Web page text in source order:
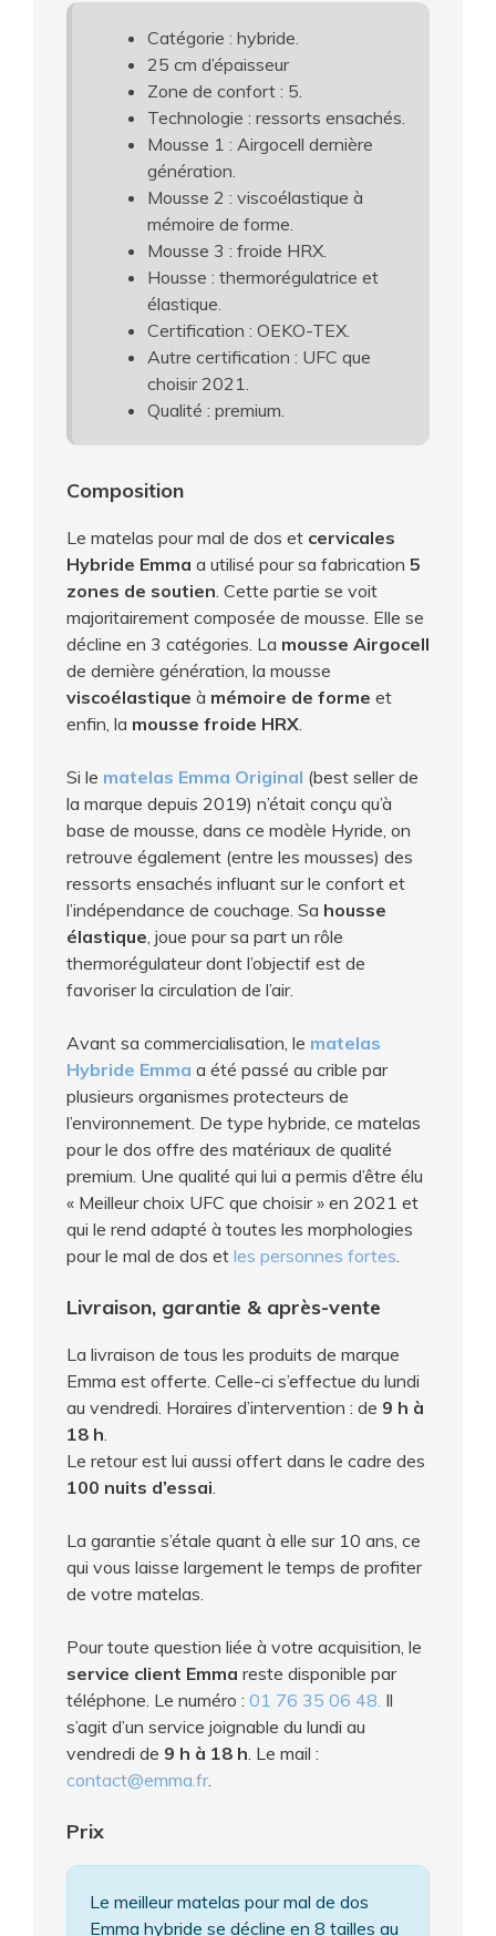
Catégorie : hybride.
25 cm d’épaisseur
Zone de confort : 5.
Technologie : ressorts ensachés.
Mousse 1 : Airgocell dernière
génération.
Mousse 2 : viscoélastique à
mémoire de forme.
Mousse 3 : froide HRX.
Housse : thermorégulatrice et
élastique.
Certification : OEKO-TEX.
Autre certification : UFC que
choisir 2021.
Qualité : premium.
Composition
Le matelas pour mal de dos et cervicales
Hybride Emma a utilisé pour sa fabrication 5
zones de soutien. Cette partie se voit
majoritairement composée de mousse. Elle se
décline en 3 catégories. La mousse Airgocell
de dernière génération, la mousse
viscoélastique à mémoire de forme et
enfin, la mousse froide HRX.
Si le matelas Emma Original (best seller de
la marque depuis 2019) n’était conçu qu’à
base de mousse, dans ce modèle Hyride, on
retrouve également (entre les mousses) des
ressorts ensachés influant sur le confort et
l’indépendance de couchage. Sa housse
élastique, joue pour sa part un rôle
thermorégulateur dont l’objectif est de
favoriser la circulation de l’air.
Avant sa commercialisation, le matelas
Hybride Emma a été passé au crible par
plusieurs organismes protecteurs de
l’environnement. De type hybride, ce matelas
pour le dos offre des matériaux de qualité
premium. Une qualité qui lui a permis d’être élu
« Meilleur choix UFC que choisir » en 2021 et
qui le rend adapté à toutes les morphologies
pour le mal de dos et les personnes fortes.
Livraison, garantie & après-vente
La livraison de tous les produits de marque
Emma est offerte. Celle-ci s’effectue du lundi
au vendredi. Horaires d’intervention : de 9 h à
18 h.
Le retour est lui aussi offert dans le cadre des
100 nuits d’essai.
La garantie s’étale quant à elle sur 10 ans, ce
qui vous laisse largement le temps de profiter
de votre matelas.
Pour toute question liée à votre acquisition, le
service client Emma reste disponible par
téléphone. Le numéro : 01 76 35 06 48. Il
s’agit d’un service joignable du lundi au
vendredi de 9 h à 18 h. Le mail :
contact@emma.fr.
Prix
Le meilleur matelas pour mal de dos
Emma hybride se décline en 8 tailles au